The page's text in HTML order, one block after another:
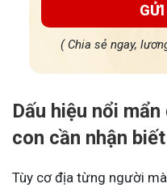
( Chia sẻ ngay,
Dấu hiệu nổi
con cần nhận biết
Tùy cơ địa từng người